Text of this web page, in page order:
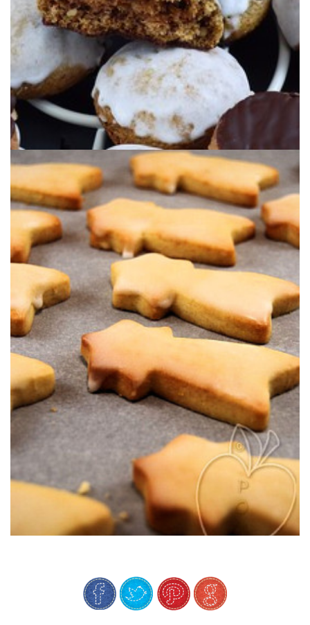
PETITES ÉTOILES DE NOËL AU
CITRON
Des petits sablés en forme d’étoile à l’irrésistible glaçage citronné.